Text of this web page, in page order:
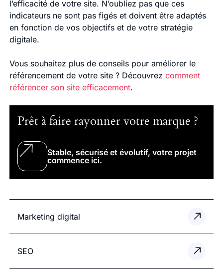
l’efficacité de votre site. N’oubliez pas que ces
indicateurs ne sont pas figés et doivent être adaptés
en fonction de vos objectifs et de votre stratégie
digitale.
Vous souhaitez plus de conseils pour améliorer le
référencement de votre site ? Découvrez comment
référencer son site efficacement.
Prêt à faire rayonner votre marque ?
Stable, sécurisé et évolutif, votre projet
commence ici.
Marketing digital
SEO